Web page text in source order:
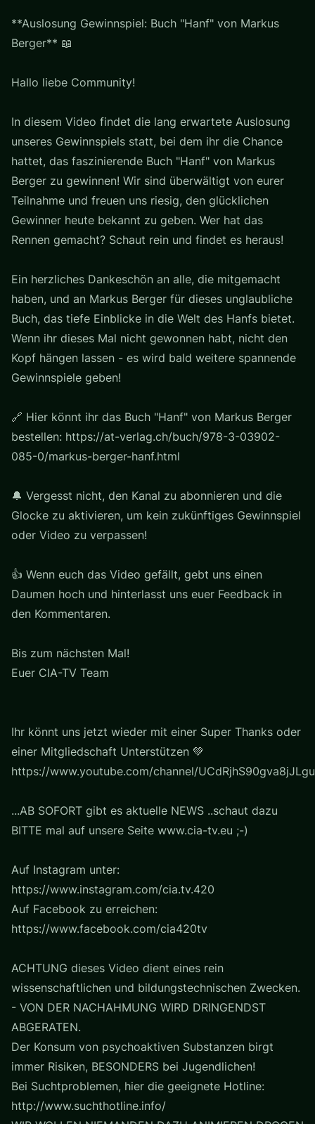
**Auslosung Gewinnspiel: Buch "Hanf" von Markus
Berger** 📖
Hallo liebe Community!
In diesem Video findet die lang erwartete Auslosung
unseres Gewinnspiels statt, bei dem ihr die Chance
hattet, das faszinierende Buch "Hanf" von Markus
Berger zu gewinnen! Wir sind überwältigt von eurer
Teilnahme und freuen uns riesig, den glücklichen
Gewinner heute bekannt zu geben. Wer hat das
Rennen gemacht? Schaut rein und findet es heraus!
Ein herzliches Dankeschön an alle, die mitgemacht
haben, und an Markus Berger für dieses unglaubliche
Buch, das tiefe Einblicke in die Welt des Hanfs bietet.
Wenn ihr dieses Mal nicht gewonnen habt, nicht den
Kopf hängen lassen - es wird bald weitere spannende
Gewinnspiele geben!
🔗 Hier könnt ihr das Buch "Hanf" von Markus Berger
bestellen: https://at-verlag.ch/buch/978-3-03902-
085-0/markus-berger-hanf.html
🔔 Vergesst nicht, den Kanal zu abonnieren und die
Glocke zu aktivieren, um kein zukünftiges Gewinnspiel
oder Video zu verpassen!
👍 Wenn euch das Video gefällt, gebt uns einen
Daumen hoch und hinterlasst uns euer Feedback in
den Kommentaren.
Bis zum nächsten Mal!
Euer CIA-TV Team
Ihr könnt uns jetzt wieder mit einer Super Thanks oder
einer Mitgliedschaft Unterstützen 💚
https://www.youtube.com/channel/
...AB SOFORT gibt es aktuelle NEWS ..schaut dazu
BITTE mal auf unsere Seite www.cia-tv.eu ;-)
Auf Instagram unter:
https://www.instagram.com/cia.tv.420
Auf Facebook zu erreichen:
https://www.facebook.com/cia420tv
ACHTUNG dieses Video dient eines rein
wissenschaftlichen und bildungstechnischen Zwecken.
- VON DER NACHAHMUNG WIRD DRINGENDST
ABGERATEN.
Der Konsum von psychoaktiven Substanzen birgt
immer Risiken, BESONDERS bei Jugendlichen!
Bei Suchtproblemen, hier die geeignete Hotline:
http://www.suchthotline.info/